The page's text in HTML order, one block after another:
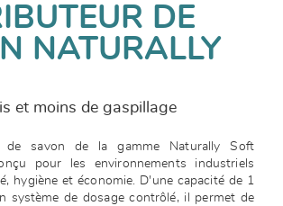
DE
NATURALLY
et moins de gaspillage
de savon de la gamme Naturally Soft
pour les environnements industriels
hygiène et économie. D'une capacité de 1
système de dosage contrôlé, il permet de